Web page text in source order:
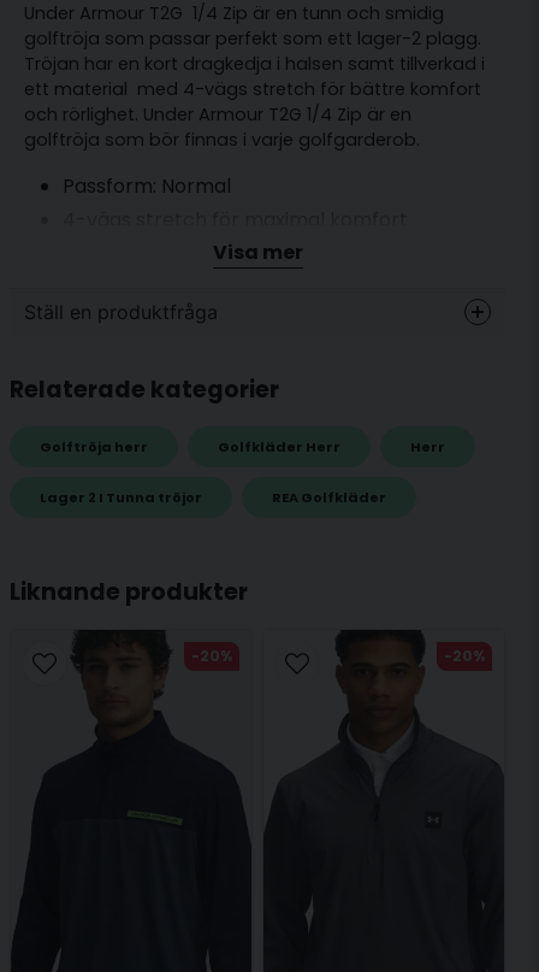
Liknande produkter
-20% -20%
Under Armour T2G 1/4 Zip är en tunn och smidig
golftröja som passar perfekt som ett lager-2 plagg.
Tröjan har en kort dragkedja i halsen samt tillverkad i
ett material med 4-vägs stretch för bättre komfort
och rörlighet. Under Armour T2G 1/4 Zip är en
golftröja som bör finnas i varje golfgarderob.
Passform: Normal
Material: 88% polyester och 12% elastan.
Visa mer
Ställ en produktfråga
Fråga oss något om denna produkten...
name
Namn
email
Mejladress
Ja, ni får publicera min fråga
Skicka fråga
Relaterade kategorier
Golftröja herr Golfkläder Herr Herr
Lager 2 I Tunna tröjor REA Golfkläder